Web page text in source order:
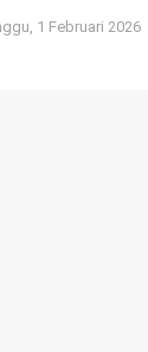
1 Februari 2026